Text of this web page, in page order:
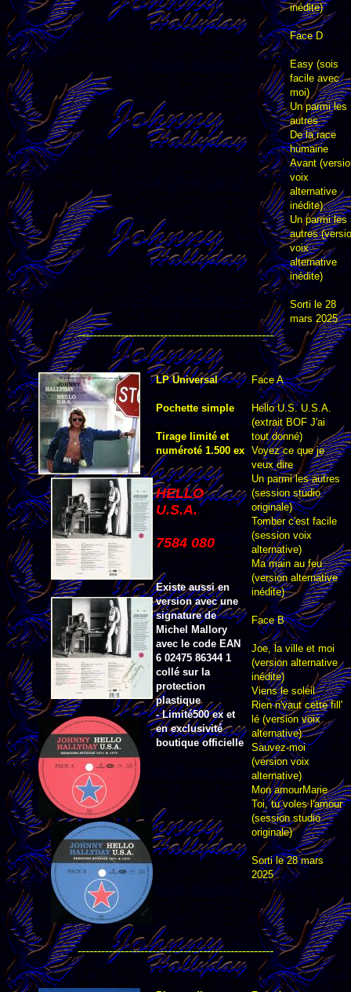
inédite)
Face D
Easy (sois
facile avec
moi)
Un parmi les
autres
De la race
humaine
Avant
voix
alternative
inédite)
Un parmi les
autres
voix
alternative
inédite)
Sorti le 28
mars 2025
--------------------------------------------------
LP Universal
Pochette simple
Tirage limité et
numéroté 1.500 ex
HELLO
U.S.A.
7584 080
Existe aussi en
version avec une
signature de
Michel Mallory
avec le code EAN
6 02475 86344 1
collé sur la
protection
plastique
- Limité500 ex et
en exclusivité
boutique officielle
Face A
Hello U.S. U.S.A.
(extrait BOF J'ai
tout donné)
Voyez ce que je
veux dire
Un parmi les autres
(session studio
originale)
Tomber c'est facile
(session voix
alternative)
Ma main au feu
(version alternative
inédite)
Face B
Joe, la ville et moi
(version alternative
inédite)
Viens le soleil
Rien n'vaut cette fill'
lé (version voix
alternative)
Sauvez-moi
(version voix
alternative)
Mon amourMarie
Toi, tu voles l'amour
(session studio
originale)
Sorti le 28 mars
2025
--------------------------------------------------